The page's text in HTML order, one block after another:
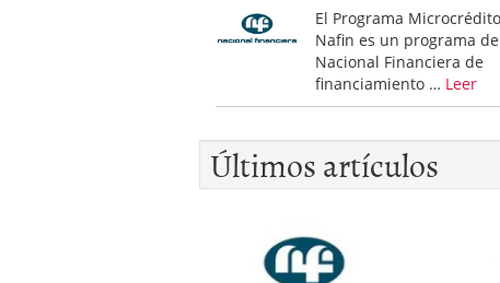
El Programa Microcrédito
Nafin es un programa de
Nacional Financiera de
financiamiento … Leer
Últimos artículos